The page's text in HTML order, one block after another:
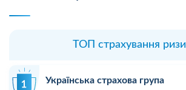
ТОП страхування
Українська страхова група